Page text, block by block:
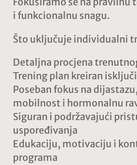
i funkcionalnu snagu.
Što uključuje individualni
Detaljna procjena
Trening plan kreiran
Poseban fokus na
mobilnost i hormonalnu
Siguran i podržavajući
uspoređivanja
Edukaciju, motivaciju i
programa